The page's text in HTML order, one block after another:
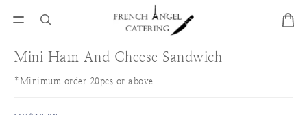
Mini Ham And Cheese Sandwich
*Minimum order 20pcs or above